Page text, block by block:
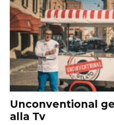
Unconventional
alla Tv